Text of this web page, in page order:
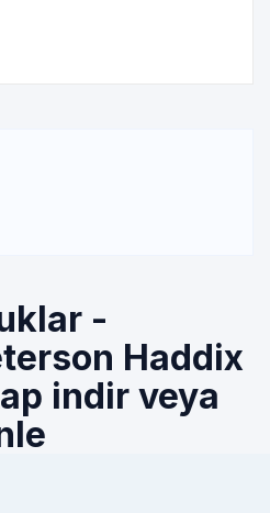
-
Haddix
indir veya